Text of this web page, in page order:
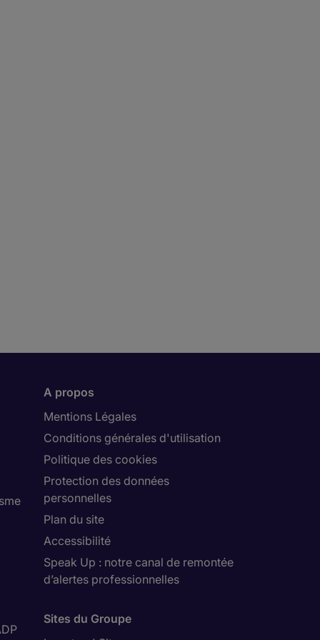
A propos
Mentions Légales
Conditions générales d'utilisation
Politique des cookies
Protection des données
personnelles
Plan du site
Accessibilité
Speak Up : notre canal de remontée
d’alertes professionnelles
Sites du Groupe